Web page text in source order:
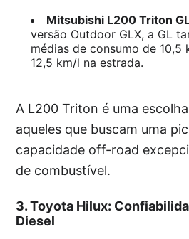
Mitsubishi L200 Triton
versão Outdoor GLX, a GL
médias de consumo de 10,5
12,5 km/l na estrada.
A L200 Triton é uma
aqueles que buscam uma
capacidade off-road
de combustível.
3. Toyota Hilux:
Diesel